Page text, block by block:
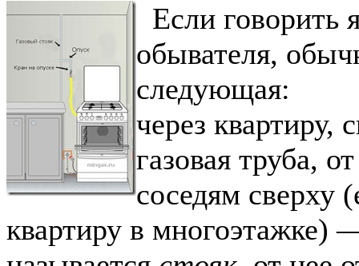
Если говорить
обывателя,
следующая:
через квартиру,
газовая труба,
соседям сверху
квартиру в многоэтажке)